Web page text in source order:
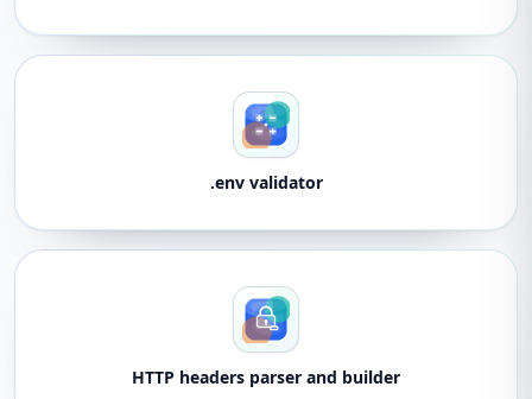
.env validator
HTTP headers parser and builder